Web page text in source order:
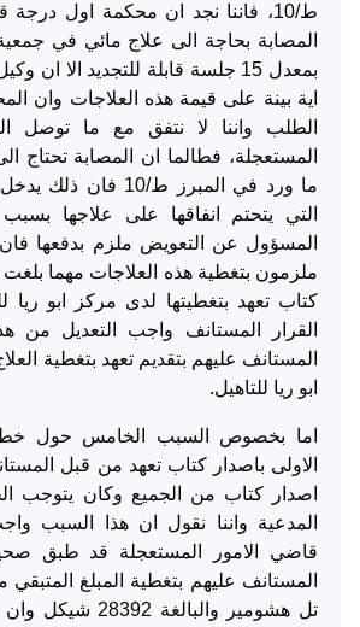
ط/10، فاننا نجد ان محكمة اول
المصابة بحاجة الى علاج مائي في
بمعدل 15 جلسة قابلة للتجديد الا
اية بينة على قيمة هذه العلاجات وان
الطلب واننا لا نتفق مع ما توصل
المستعجلة، فطالما ان المصابة تحتاج
ما ورد في المبرز ط/
التي يتحتم انفاقها على علاجها
المسؤول عن التعويض ملزم بدفعها
ملزمون بتغطية هذه العلاجات مهما
كتاب تعهد بتغطيتها لدى مركز ابو ريا
القرار المستانف واجب التعديل من
المستانف عليهم بتقديم تعهد بتغطية
ابو ريا للتاهيل.
اما بخصوص السبب الخامس حول
الاولى باصدار كتاب تعهد من قبل
اصدار كتاب من الجميع وكان يتوجب
المدعية واننا نقول ان هذا السبب
قاضي الامور المستعجلة قد طبق
المستانف عليهم بتغطية المبلغ
تل هشومير والبالغة